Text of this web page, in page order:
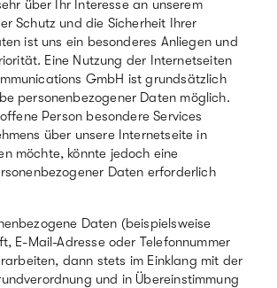
über Ihr Interesse an unserem
Schutz und die Sicherheit Ihrer
ist uns ein besonderes Anliegen und
Eine Nutzung der Internetseiten
GmbH ist grundsätzlich
personenbezogener Daten möglich.
Person besondere Services
über unsere Internetseite in
möchte, könnte jedoch eine
Daten erforderlich
Daten (beispielsweise
E-Mail-Adresse oder Telefonnummer
dann stets im Einklang mit der
und in Übereinstimmung